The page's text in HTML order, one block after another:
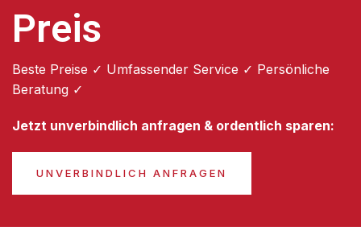
Preis
Beste Preise ✓ Umfassender Service ✓ Persönliche
Beratung ✓
Jetzt unverbindlich anfragen & ordentlich sparen:
UNVERBINDLICH ANFRAGEN